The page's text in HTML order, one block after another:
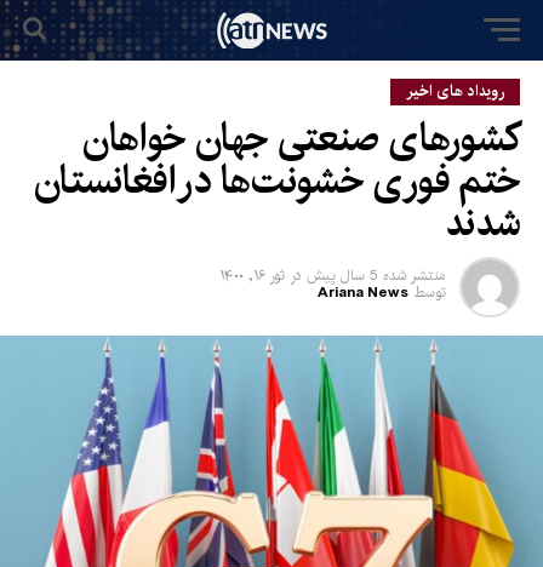
رویداد های اخیر
کشورهای صنعتی جهان خواهان
ختم فوری خشونت‌ها در افغانستان
شدند
منتشر شده 5 سال پیش در ثور ۱۶, ۱۴۰۰
توسط Ariana News